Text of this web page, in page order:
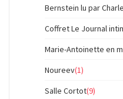
Bernstein lu par
Coffret Le Journal
Marie-Antoinette en
Noureev(1)
Salle Cortot(9)